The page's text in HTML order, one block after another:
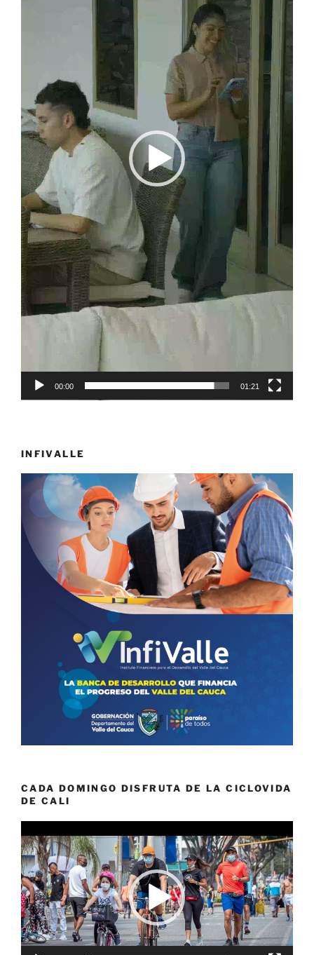
00:00 01:21
INFIVALLE
CADA DOMINGO DISFRUTA DE LA CICLOVIDA
DE CALI
de
vídeo